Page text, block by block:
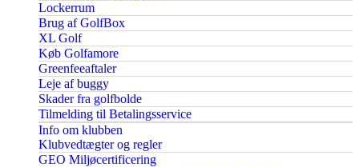
Lockerrum
Brug af GolfBox
XL Golf
Køb Golfamore
Greenfeeaftaler
Leje af buggy
Skader fra golfbolde
Tilmelding til Betalingsservice
Info om klubben
Klubvedtægter og regler
GEO Miljøcertificering